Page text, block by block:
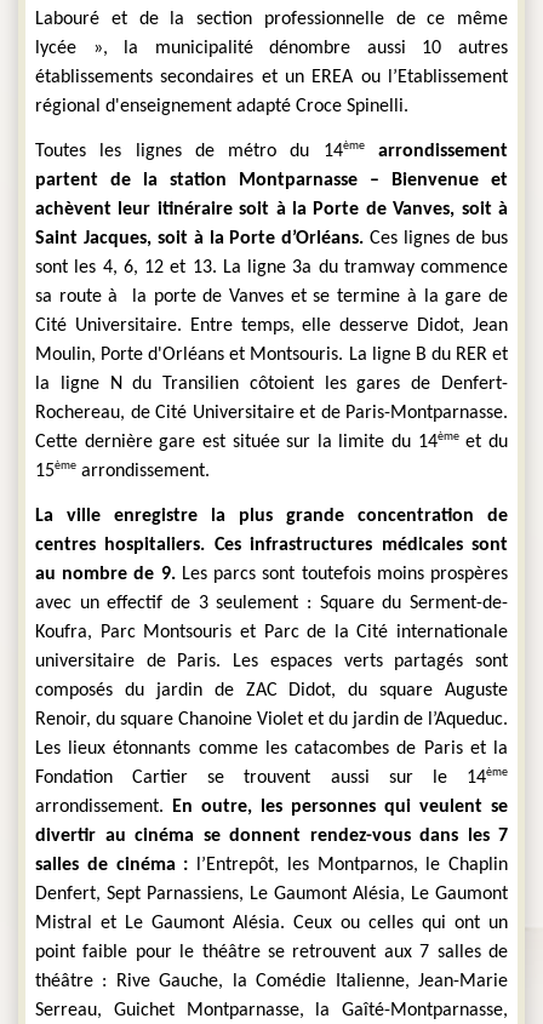
Labouré et de la section professionnelle de ce même
lycée », la municipalité dénombre aussi 10 autres
établissements secondaires et un EREA ou l’Etablissement
régional d'enseignement adapté Croce Spinelli.
Toutes les lignes de métro du 14ème arrondissement
partent de la station Montparnasse – Bienvenue et
achèvent leur itinéraire soit à la Porte de Vanves, soit à
Saint Jacques, soit à la Porte d’Orléans. Ces lignes de bus
sont les 4, 6, 12 et 13. La ligne 3a du tramway commence
sa route à  la porte de Vanves et se termine à la gare de
Cité Universitaire. Entre temps, elle desserve Didot, Jean
Moulin, Porte d'Orléans et Montsouris. La ligne B du RER et
la ligne N du Transilien côtoient les gares de Denfert-
Rochereau, de Cité Universitaire et de Paris-Montparnasse.
Cette dernière gare est située sur la limite du 14ème et du
15ème arrondissement.
La ville enregistre la plus grande concentration de
centres hospitaliers. Ces infrastructures médicales sont
au nombre de 9. Les parcs sont toutefois moins prospères
avec un effectif de 3 seulement : Square du Serment-de-
Koufra, Parc Montsouris et Parc de la Cité internationale
universitaire de Paris. Les espaces verts partagés sont
composés du jardin de ZAC Didot, du square Auguste
Renoir, du square Chanoine Violet et du jardin de l’Aqueduc.
Les lieux étonnants comme les catacombes de Paris et la
Fondation Cartier se trouvent aussi sur le 14ème
arrondissement. En outre, les personnes qui veulent se
divertir au cinéma se donnent rendez-vous dans les 7
salles de cinéma : l’Entrepôt, les Montparnos, le Chaplin
Denfert, Sept Parnassiens, Le Gaumont Alésia, Le Gaumont
Mistral et Le Gaumont Alésia. Ceux ou celles qui ont un
point faible pour le théâtre se retrouvent aux 7 salles de
théâtre : Rive Gauche, la Comédie Italienne, Jean-Marie
Serreau, Guichet Montparnasse, la Gaîté-Montparnasse,